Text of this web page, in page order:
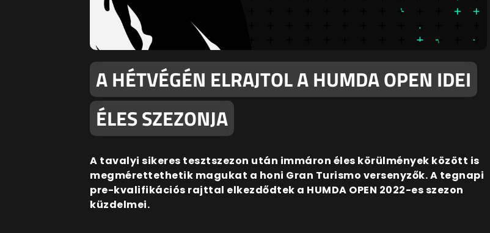
A HÉTVÉGÉN ELRAJTOL A HUMDA OPEN IDEI
ÉLES SZEZONJA
A tavalyi sikeres tesztszezon után immáron éles körülmények között is
megmérettethetik magukat a honi Gran Turismo versenyzők. A tegnapi
pre-kvalifikációs rajttal elkezdődtek a HUMDA OPEN 2022-es szezon
küzdelmei.